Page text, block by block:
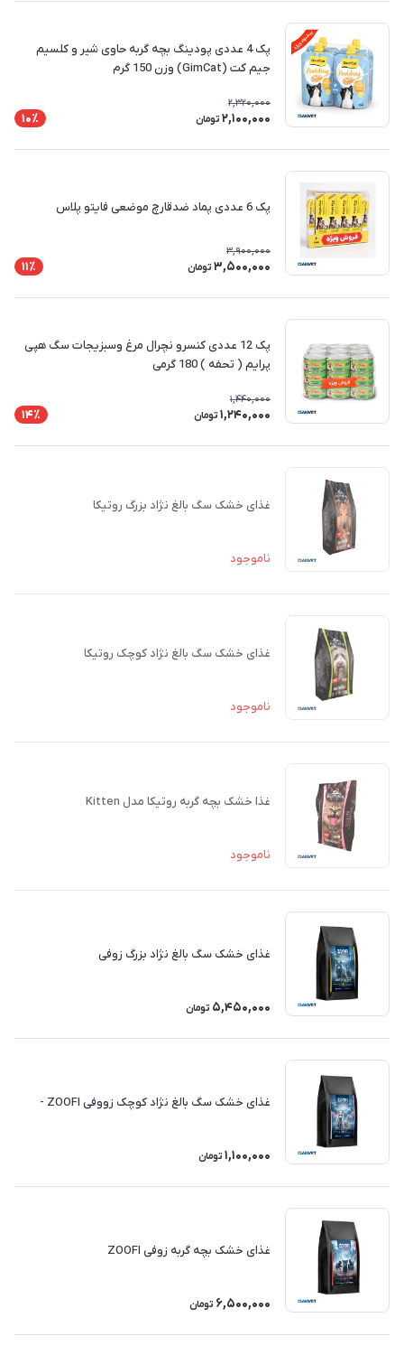
پک 4 عددی پودینگ بچه گربه حاوی شیر و کلسیم
جیم کت (GimCat) وزن 150 گرم
2,320,000
2,100,000 تومان 10٪
پک 6 عددی پماد ضدقارچ موضعی فایتو پلاس
3,900,000
3,500,000 تومان 11٪
پک 12 عددی کنسرو نچرال مرغ وسبزیجات سگ هپی
پرایم ( تحفه ) 180 گرمی
1,440,000
1,240,000 تومان 14٪
غذای خشک سگ بالغ نژاد بزرگ روتیکا
ناموجود
غذای خشک سگ بالغ نژاد کوچک روتیکا
ناموجود
غذا خشک بچه گربه روتیکا مدل Kitten
ناموجود
غذای خشک سگ بالغ نژاد بزرگ زوفی
5,450,000 تومان
غذای خشک سگ بالغ نژاد کوچک زووفی ZOOFI -
1,100,000 تومان
غذای خشک بچه‌ گربه زوفی ZOOFI
6,500,000 تومان